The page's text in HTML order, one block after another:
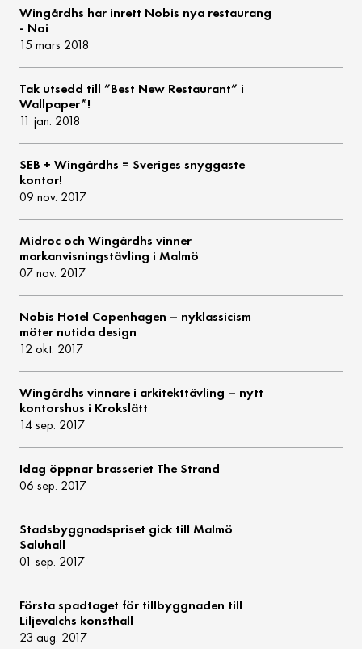
Wingårdhs har inrett Nobis nya restaurang
- Noi
15 mars 2018
Tak utsedd till ”Best New Restaurant” i
Wallpaper*!
11 jan. 2018
SEB + Wingårdhs = Sveriges snyggaste
kontor!
09 nov. 2017
Midroc och Wingårdhs vinner
markanvisningstävling i Malmö
07 nov. 2017
Nobis Hotel Copenhagen – nyklassicism
möter nutida design
12 okt. 2017
Wingårdhs vinnare i arkitekttävling – nytt
kontorshus i Krokslätt
14 sep. 2017
Idag öppnar brasseriet The Strand
06 sep. 2017
Stadsbyggnadspriset gick till Malmö
Saluhall
01 sep. 2017
Första spadtaget för tillbyggnaden till
Liljevalchs konsthall
23 aug. 2017